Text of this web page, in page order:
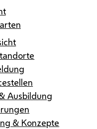
Ausbildung
& Konzepte